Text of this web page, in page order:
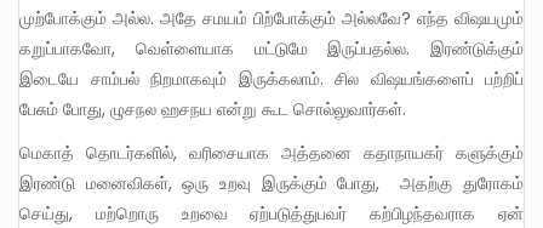
முற்போக்கும் அல்ல. அதே சமயம் பிற்போக்கும் அல்லவே? எந்த விஷயமும்
கறுப்பாகவோ, வெள்ளையாக மட்டுமே இருப்பதல்ல. இரண்டுக்கும்
இடையே சாம்பல் நிறமாகவும் இருக்கலாம். சில விஷயங்களைப் பற்றிப்
பேசும் போது, ழுசநல ஹசநய என்று கூட சொல்லுவார்கள்.
மெகாத் தொடர்களில், வரிசையாக அத்தனை கதாநாயகர் களுக்கும்
இரண்டு மனைவிகள், ஒரு உறவு இருக்கும் போது, அதற்கு துரோகம்
செய்து, மற்றொரு உறவை ஏற்படுத்துபவர் கற்பிழந்தவராக ஏன்